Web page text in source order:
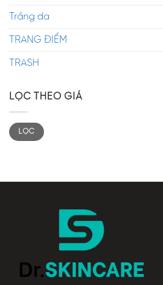
Trắng da
TRANG ĐIỂM
TRASH
LỌC THEO GIÁ
LỌC